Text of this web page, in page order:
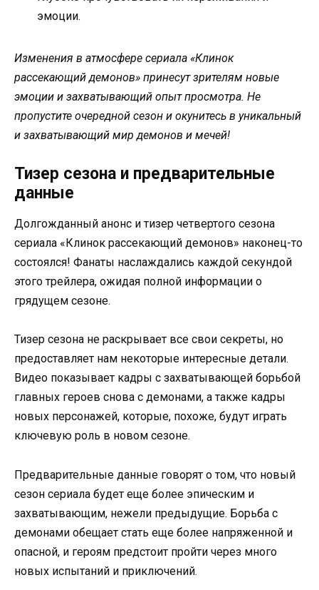
эмоции.
Изменения в атмосфере сериала «Клинок
рассекающий демонов» принесут зрителям новые
эмоции и захватывающий опыт просмотра. Не
пропустите очередной сезон и окунитесь в уникальный
и захватывающий мир демонов и мечей!
Тизер сезона и предварительные
данные
Долгожданный анонс и тизер четвертого сезона
сериала «Клинок рассекающий демонов» наконец-то
состоялся! Фанаты наслаждались каждой секундой
этого трейлера, ожидая полной информации о
грядущем сезоне.
Тизер сезона не раскрывает все свои секреты, но
предоставляет нам некоторые интересные детали.
Видео показывает кадры с захватывающей борьбой
главных героев снова с демонами, а также кадры
новых персонажей, которые, похоже, будут играть
ключевую роль в новом сезоне.
Предварительные данные говорят о том, что новый
сезон сериала будет еще более эпическим и
захватывающим, нежели предыдущие. Борьба с
демонами обещает стать еще более напряженной и
опасной, и героям предстоит пройти через много
новых испытаний и приключений.